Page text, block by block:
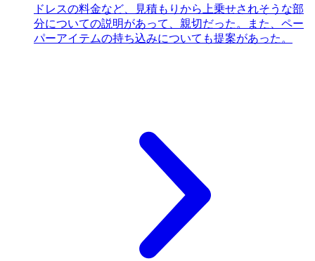
ドレスの料金など、見積もりから上乗せされそうな部
分についての説明があって、親切だった。また、ペー
パーアイテムの持ち込みについても提案があった。